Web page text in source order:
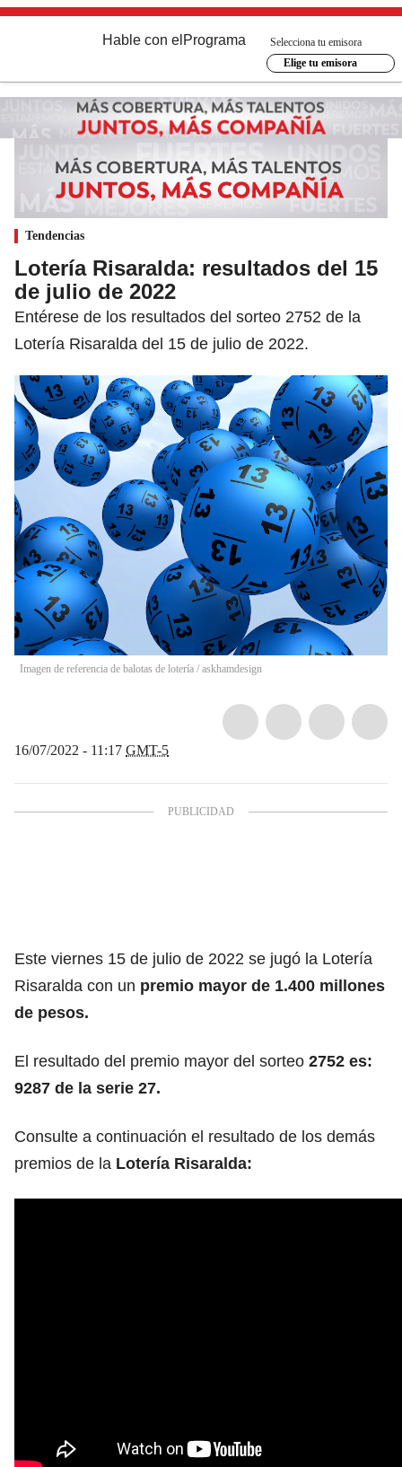
Hable con el Programa
Selecciona tu emisora
Elige tu emisora
Tendencias
Lotería Risaralda: resultados del 15
de julio de 2022
Entérese de los resultados del sorteo 2752 de la
Lotería Risaralda del 15 de julio de 2022.
Imagen de referencia de balotas de lotería / askhamdesign
16/07/2022 - 11:17 GMT-5
Este viernes 15 de julio de 2022 se jugó la Lotería
Risaralda con un premio mayor de 1.400 millones
de pesos.
El resultado del premio mayor del sorteo 2752 es:
9287 de la serie 27.
Consulte a continuación el resultado de los demás
premios de la Lotería Risaralda: